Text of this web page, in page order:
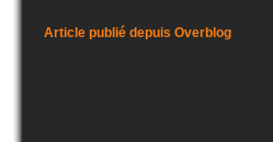
Article publié depuis Overblog